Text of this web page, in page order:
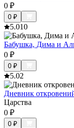
0 ₽
0 ₽
5.010
Бабушка, Дима и
0 ₽
0 ₽
5.02
Дневник
Царства
0 ₽
0 ₽